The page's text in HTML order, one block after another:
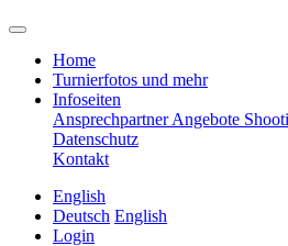
Home
Turnierfotos und mehr
Infoseiten
AnsprechpartnerAngebote
Datenschutz
Kontakt
English
Deutsch English
Login